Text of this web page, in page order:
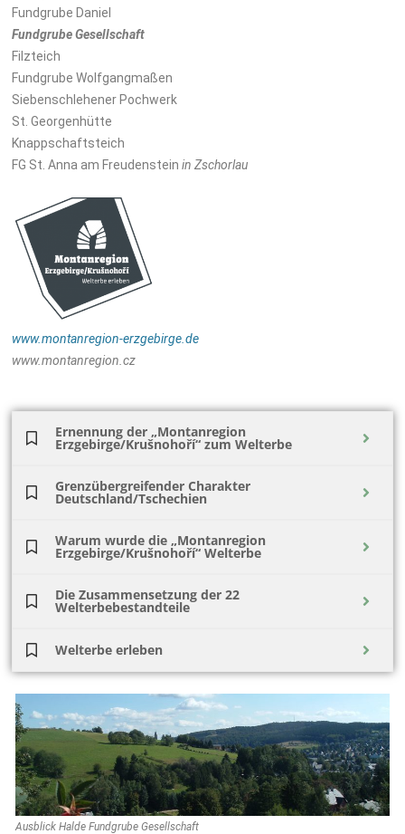
Fundgrube Daniel
Fundgrube Gesellschaft
Filzteich
Fundgrube Wolfgangmaßen
Siebenschlehener Pochwerk
St. Georgenhütte
Knappschaftsteich
FG St. Anna am Freudenstein in Zschorlau
www.montanregion-erzgebirge.de
www.montanregion.cz
Ernennung der „Montanregion
Erzgebirge/Krušnohoří“ zum Welterbe
Grenzübergreifender Charakter
Deutschland/Tschechien
Warum wurde die „Montanregion
Erzgebirge/Krušnohoří“ Welterbe
Die Zusammensetzung der 22
Welterbebestandteile
Welterbe erleben
Ausblick Halde Fundgrube Gesellschaft